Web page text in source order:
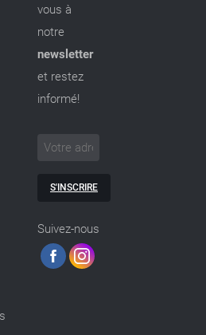
vous à
notre
newsletter
et restez
informé!
S'INSCRIRE
Suivez-nous